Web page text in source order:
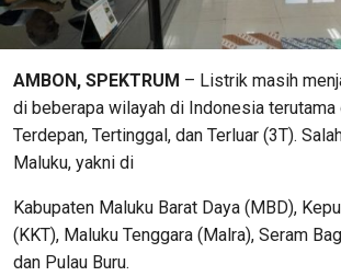
AMBON, SPEKTRUM – Listrik masih
di beberapa wilayah di Indonesia terutama
Terdepan, Tertinggal, dan Terluar (3T).
Maluku, yakni di
Kabupaten Maluku Barat Daya (MBD),
(KKT), Maluku Tenggara (Malra), Seram
dan Pulau Buru.